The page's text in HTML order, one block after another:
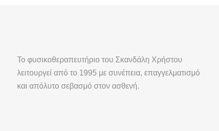
Το φυσικοθεραπευτήριο του Σκανδάλη Χρήστου
λειτουργεί από το 1995 με συνέπεια, επαγγελματισμό
και απόλυτο σεβασμό στον ασθενή.